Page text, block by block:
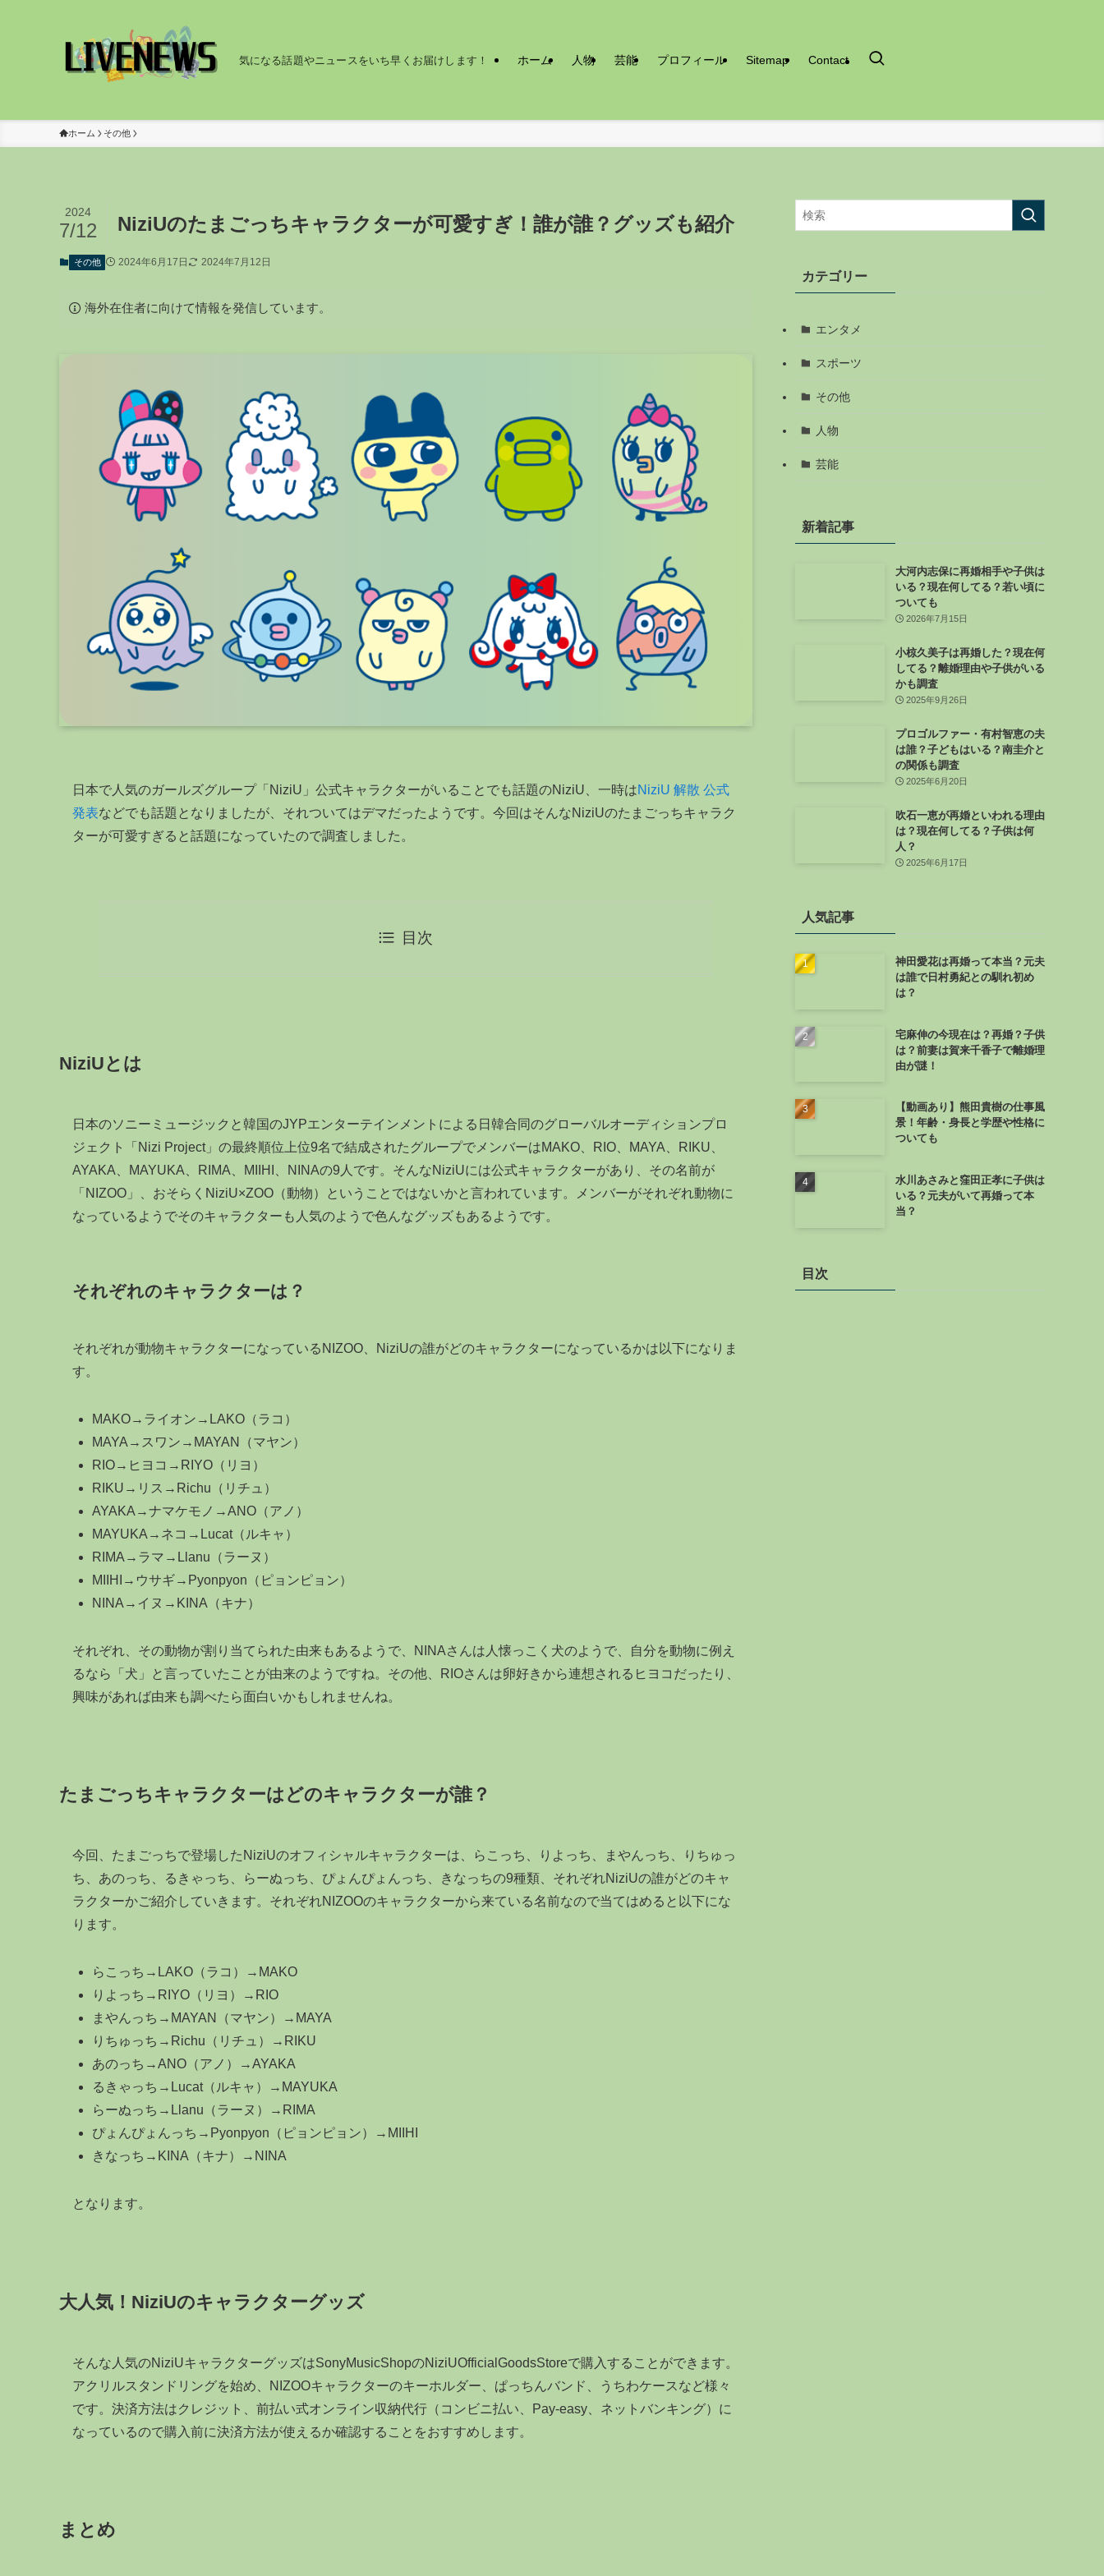
気になる話題やニュースをいち早くお届けします！ ホーム 人物 芸能 プロフィール Sitemap Contact
ホーム その他
NiziUのたまごっちキャラクターが可愛すぎ！誰が誰？グッズも紹介
2024
7/12
その他 2024年6月17日 2024年7月12日
海外在住者に向けて情報を発信しています。
日本で人気のガールズグループ「NiziU」公式キャラクターがいることでも話題のNiziU、一時はNiziU 解散 公式
発表などでも話題となりましたが、それついてはデマだったようです。今回はそんなNiziUのたまごっちキャラク
ターが可愛すぎると話題になっていたので調査しました。
目次
NiziUとは
日本のソニーミュージックと韓国のJYPエンターテインメントによる日韓合同のグローバルオーディションプロ
ジェクト「Nizi Project」の最終順位上位9名で結成されたグループでメンバーはMAKO、RIO、MAYA、RIKU、
AYAKA、MAYUKA、RIMA、MIIHI、NINAの9人です。そんなNiziUには公式キャラクターがあり、その名前が
「NIZOO」、おそらくNiziU×ZOO（動物）ということではないかと言われています。メンバーがそれぞれ動物に
なっているようでそのキャラクターも人気のようで色んなグッズもあるようです。
それぞれのキャラクターは？
それぞれが動物キャラクターになっているNIZOO、NiziUの誰がどのキャラクターになっているかは以下になりま
す。
MAKO→ライオン→LAKO（ラコ）
MAYA→スワン→MAYAN（マヤン）
RIO→ヒヨコ→RIYO（リヨ）
RIKU→リス→Richu（リチュ）
AYAKA→ナマケモノ→ANO（アノ）
MAYUKA→ネコ→Lucat（ルキャ）
RIMA→ラマ→Llanu（ラーヌ）
MIIHI→ウサギ→Pyonpyon（ピョンピョン）
NINA→イヌ→KINA（キナ）
それぞれ、その動物が割り当てられた由来もあるようで、NINAさんは人懐っこく犬のようで、自分を動物に例え
るなら「犬」と言っていたことが由来のようですね。その他、RIOさんは卵好きから連想されるヒヨコだったり、
興味があれば由来も調べたら面白いかもしれませんね。
たまごっちキャラクターはどのキャラクターが誰？
今回、たまごっちで登場したNiziUのオフィシャルキャラクターは、らこっち、りよっち、まやんっち、りちゅっ
ち、あのっち、るきゃっち、らーぬっち、ぴょんぴょんっち、きなっちの9種類、それぞれNiziUの誰がどのキャ
ラクターかご紹介していきます。それぞれNIZOOのキャラクターから来ている名前なので当てはめると以下にな
ります。
らこっち→LAKO（ラコ）→MAKO
りよっち→RIYO（リヨ）→RIO
まやんっち→MAYAN（マヤン）→MAYA
りちゅっち→Richu（リチュ）→RIKU
あのっち→ANO（アノ）→AYAKA
るきゃっち→Lucat（ルキャ）→MAYUKA
らーぬっち→Llanu（ラーヌ）→RIMA
ぴょんぴょんっち→Pyonpyon（ピョンピョン）→MIIHI
きなっち→KINA（キナ）→NINA
となります。
大人気！NiziUのキャラクターグッズ
そんな人気のNiziUキャラクターグッズはSonyMusicShopのNiziUOfficialGoodsStoreで購入することができます。
アクリルスタンドリングを始め、NIZOOキャラクターのキーホルダー、ぱっちんバンド、うちわケースなど様々
です。決済方法はクレジット、前払い式オンライン収納代行（コンビニ払い、Pay-easy、ネットバンキング）に
なっているので購入前に決済方法が使えるか確認することをおすすめします。
まとめ
カテゴリー
エンタメ
スポーツ
その他
人物
芸能
新着記事
大河内志保に再婚相手や子供は
いる？現在何してる？若い頃に
ついても
2026年7月15日
小椋久美子は再婚した？現在何
してる？離婚理由や子供がいる
かも調査
2025年9月26日
プロゴルファー・有村智恵の夫
は誰？子どもはいる？南圭介と
の関係も調査
2025年6月20日
吹石一恵が再婚といわれる理由
は？現在何してる？子供は何
人？
2025年6月17日
人気記事
神田愛花は再婚って本当？元夫
は誰で日村勇紀との馴れ初め
は？
宅麻伸の今現在は？再婚？子供
は？前妻は賀来千香子で離婚理
由が謎！
【動画あり】熊田貴樹の仕事風
景！年齢・身長と学歴や性格に
ついても
水川あさみと窪田正孝に子供は
いる？元夫がいて再婚って本
当？
目次